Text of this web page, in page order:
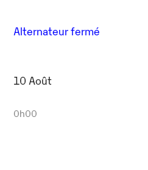
Alternateur fermé
10 Août
0h00